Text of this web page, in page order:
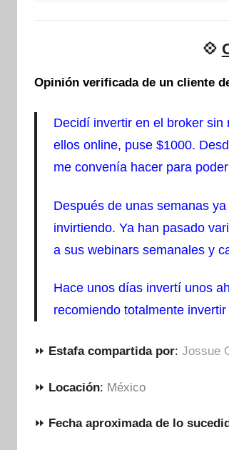
💠
Opinión verificada de un cliente
Decidí invertir en el broker
ellos online, puse $1000.
me convenía hacer para
Después de unas semanas
invirtiendo. Ya han pasado
a sus webinars semanales y
Hace unos días invertí unos
recomiendo totalmente
⏩ Estafa compartida por: Jossue
⏩ Locación: México
⏩ Fecha aproximada de lo